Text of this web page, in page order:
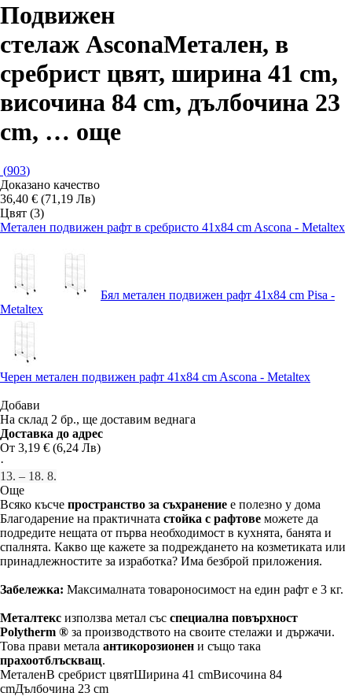
Подвижен
стелаж AsconaМетален, в
сребрист цвят, ширина 41 cm,
височина 84 cm, дълбочина 23
cm, … още
(903)
Доказано качество
36,40 € (71,19 Лв)
Цвят (3)
Метален подвижен рафт в сребристо 41x84 cm Ascona - Metaltex
Бял метален подвижен рафт 41x84 cm Pisa -
Metaltex
Черен метален подвижен рафт 41x84 cm Ascona - Metaltex
Добави
На склад 2 бр., ще доставим веднага
Доставка до адрес
От 3,19 € (6,24 Лв)
·
13. – 18. 8.
Още
Всяко късче пространство за съхранение е полезно у дома
Благодарение на практичната стойка с рафтове можете да
подредите нещата от първа необходимост в кухнята, банята и
спалнята. Какво ще кажете за подреждането на козметиката или
принадлежностите за изработка? Има безброй приложения.
Забележка: Максималната товароносимост на един рафт е 3 кг.
Металтекс използва метал със специална повърхност
Polytherm ® за производството на своите стелажи и държачи.
Това прави метала антикорозионен и също така
прахоотблъскващ.
МеталенВ сребрист цвятШирина 41 cmВисочина 84
cmДълбочина 23 cm